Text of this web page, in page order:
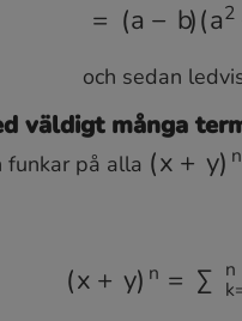
(a −b) 3=(a−b)
=( a−b)(a2−2
och sedan
väldigt många
funkar på alla